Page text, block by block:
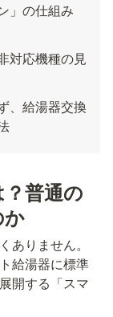
」の仕組み
対応機種の見
、給湯器交換
普通の
か
ありません。
給湯器に標準
開する「スマ